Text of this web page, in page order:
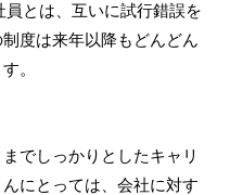
員とは、互いに試行錯誤を
度は来年以降もどんどん
。
でしっかりとしたキャリ
にとっては、会社に対す